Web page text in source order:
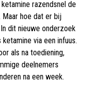
razendsnel de
Maar hoe dat er bij
dit nieuwe onderzoek
via een infuus.
als na toediening,
deelnemers
na een week.